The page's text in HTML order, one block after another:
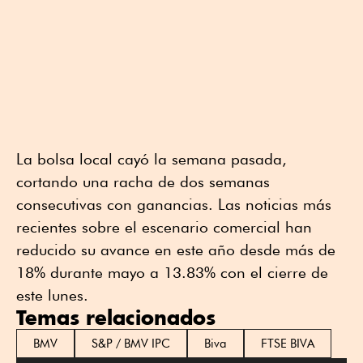
La bolsa local cayó la semana pasada,
cortando una racha de dos semanas
consecutivas con ganancias. Las noticias más
recientes sobre el escenario comercial han
reducido su avance en este año desde más de
18% durante mayo a 13.83% con el cierre de
este lunes.
Temas relacionados
BMV S&P / BMV IPC Biva FTSE BIVA